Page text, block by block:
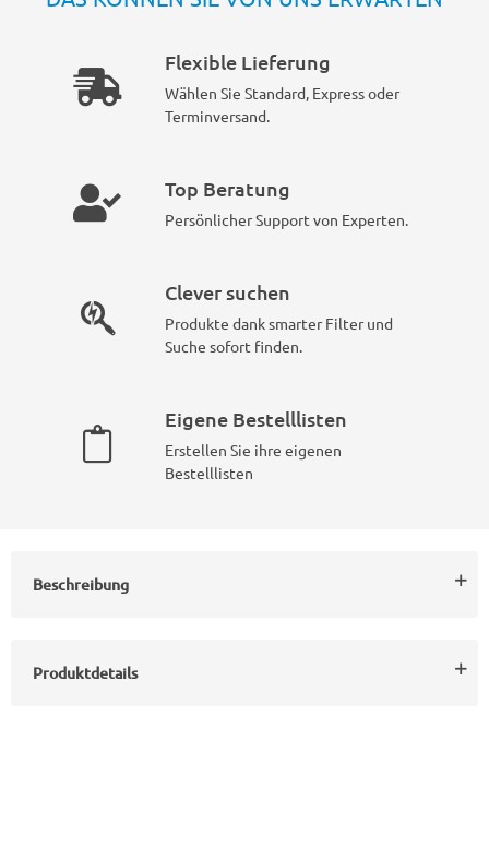
Flexible Lieferung
Wählen Sie Standard, Express oder
Terminversand.
Top Beratung
Persönlicher Support von Experten.
Clever suchen
Produkte dank smarter Filter und
Suche sofort finden.
Eigene Bestelllisten
Erstellen Sie ihre eigenen
Bestelllisten
Beschreibung
Produktdetails